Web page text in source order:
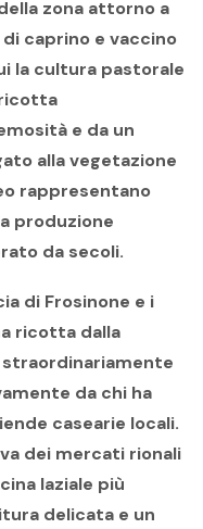
zona attorno a
caprino e vaccino
la cultura pastorale
e da un
alla vegetazione
rappresentano
produzione
da secoli.
di Frosinone e i
ricotta dalla
da chi ha
casearie locali.
dei mercati rionali
laziale più
delicata e un